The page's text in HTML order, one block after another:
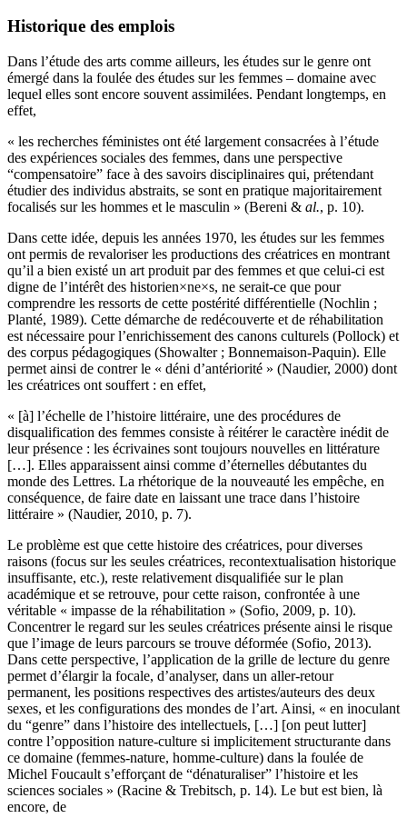
Historique des emplois
Dans l’étude des arts comme ailleurs, les études sur le genre ont
émergé dans la foulée des études sur les femmes – domaine avec
lequel elles sont encore souvent assimilées. Pendant longtemps, en
effet,
« les recherches féministes ont été largement consacrées à l’étude
des expériences sociales des femmes, dans une perspective
“compensatoire” face à des savoirs disciplinaires qui, prétendant
étudier des individus abstraits, se sont en pratique majoritairement
focalisés sur les hommes et le masculin » (Bereni & al., p. 10).
Dans cette idée, depuis les années 1970, les études sur les femmes
ont permis de revaloriser les productions des créatrices en montrant
qu’il a bien existé un art produit par des femmes et que celui-ci est
digne de l’intérêt des historien×ne×s, ne serait-ce que pour
comprendre les ressorts de cette postérité différentielle (Nochlin ;
Planté, 1989). Cette démarche de redécouverte et de réhabilitation
est nécessaire pour l’enrichissement des canons culturels (Pollock) et
des corpus pédagogiques (Showalter ; Bonnemaison-Paquin). Elle
permet ainsi de contrer le « déni d’antériorité » (Naudier, 2000) dont
les créatrices ont souffert : en effet,
« [à] l’échelle de l’histoire littéraire, une des procédures de
disqualification des femmes consiste à réitérer le caractère inédit de
leur présence : les écrivaines sont toujours nouvelles en littérature
[…]. Elles apparaissent ainsi comme d’éternelles débutantes du
monde des Lettres. La rhétorique de la nouveauté les empêche, en
conséquence, de faire date en laissant une trace dans l’histoire
littéraire » (Naudier, 2010, p. 7).
Le problème est que cette histoire des créatrices, pour diverses
raisons (focus sur les seules créatrices, recontextualisation historique
insuffisante, etc.), reste relativement disqualifiée sur le plan
académique et se retrouve, pour cette raison, confrontée à une
véritable « impasse de la réhabilitation » (Sofio, 2009, p. 10).
Concentrer le regard sur les seules créatrices présente ainsi le risque
que l’image de leurs parcours se trouve déformée (Sofio, 2013).
Dans cette perspective, l’application de la grille de lecture du genre
permet d’élargir la focale, d’analyser, dans un aller-retour
permanent, les positions respectives des artistes/auteurs des deux
sexes, et les configurations des mondes de l’art. Ainsi, « en inoculant
du “genre” dans l’histoire des intellectuels, […] [on peut lutter]
contre l’opposition nature-culture si implicitement structurante dans
ce domaine (femmes-nature, homme-culture) dans la foulée de
Michel Foucault s’efforçant de “dénaturaliser” l’histoire et les
sciences sociales » (Racine & Trebitsch, p. 14). Le but est bien, là
encore, de